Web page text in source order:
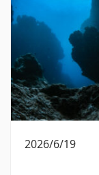
2026/6/19